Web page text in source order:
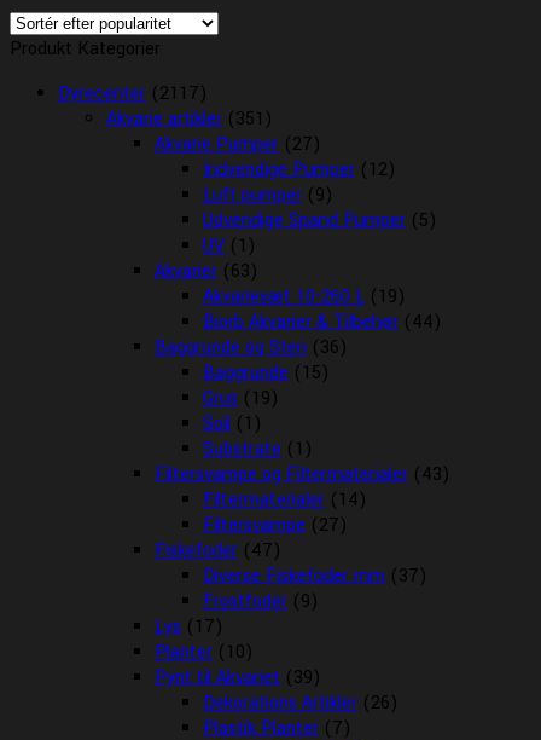
Produkt Kategorier
Dyrecenter (2117)
Akvarie artikler (351)
Akvarie Pumper (27)
Indvendige Pumper (12)
Luft pumper (9)
Udvendige Spand Pumper (5)
UV (1)
Akvarier (63)
Akvariesæt 10-260 L (19)
Biorb Akvarier & Tilbehør (44)
Baggrunde og Sten (36)
Baggrunde (15)
Grus (19)
Soil (1)
Substrate (1)
Filtersvampe og Filtermaterialer (43)
Filtermaterialer (14)
Filtersvampe (27)
Fiskefoder (47)
Diverse Fiskefoder mm (37)
Frostfoder (9)
Lys (17)
Planter (10)
Pynt til Akvariet (39)
Dekorations Artikler (26)
Plastik Planter (7)